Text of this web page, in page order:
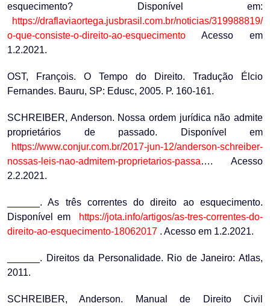
esquecimento? Disponível em:
https://draflaviaortega.jusbrasil.com.br/noticias/319988819/
o-que-consiste-o-direito-ao-esquecimento Acesso em
1.2.2021.
OST, François. O Tempo do Direito. Tradução Élcio
Fernandes. Bauru, SP: Edusc, 2005. P. 160-161.
SCHREIBER, Anderson. Nossa ordem jurídica não admite
proprietários de passado. Disponível em
https://www.conjur.com.br/2017-jun-12/anderson-schreiber-
nossas-leis-nao-admitem-proprietarios-passa…. Acesso
2.2.2021.
______. As três correntes do direito ao esquecimento.
Disponível em
https://jota.info/artigos/as-tres-correntes-do-
direito-ao-esquecimento-18062017 . Acesso em 1.2.2021.
______. Direitos da Personalidade. Rio de Janeiro: Atlas,
2011.
SCHREIBER, Anderson. Manual de Direito Civil